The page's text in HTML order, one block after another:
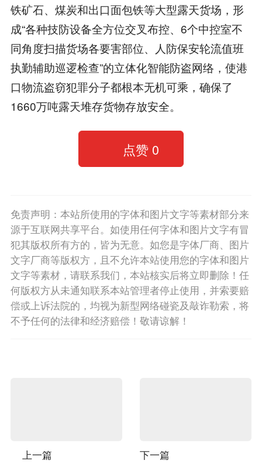
铁矿石、煤炭和出口面包铁等大型露天货场，形
成“各种技防设备全方位交叉布控、6个中控室不
同角度扫描货场各要害部位、人防保安轮流值班
执勤辅助巡逻检查”的立体化智能防盗网络，使港
口物流盗窃犯罪分子都根本无机可乘，确保了
1660万吨露天堆存货物存放安全。
点赞 0
免责声明：本站所使用的字体和图片文字等素材部分来
源于互联网共享平台。如使用任何字体和图片文字有冒
犯其版权所有方的，皆为无意。如您是字体厂商、图片
文字厂商等版权方，且不允许本站使用您的字体和图片
文字等素材，请联系我们，本站核实后将立即删除！任
何版权方从未通知联系本站管理者停止使用，并索要赔
偿或上诉法院的，均视为新型网络碰瓷及敲诈勒索，将
不予任何的法律和经济赔偿！敬请谅解！
上一篇 下一篇